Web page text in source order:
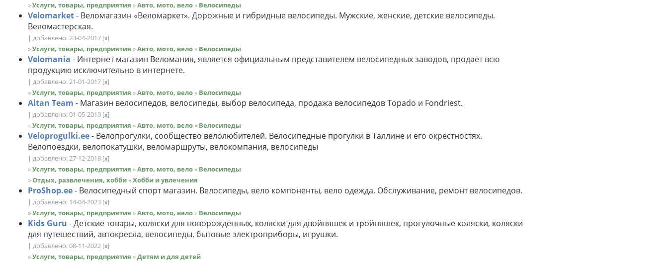
»Услуги, товары, предприятия »Авто, мото, вело » Велосипеды
Velomarket- Веломагазин «Веломаркет». Дорожные и гибридные велосипеды. Мужские, женские, детские велосипеды.
Веломастерская.
| добавлено: 23-04-2017 [x]
»Услуги, товары, предприятия »Авто, мото, вело » Велосипеды
Velomania - Интернет магазин Веломания, является официальным представителем велосипедных заводов, продает всю
продукцию исключительно в интернете.
| добавлено: 21-01-2017 [x]
»Услуги, товары, предприятия »Авто, мото, вело » Велосипеды
Altan Team - Магазин велосипедов, велосипеды, выбор велосипеда, продажа велосипедов Topado и Fondriest.
| добавлено: 01-05-2019 [x]
»Услуги, товары, предприятия »Авто, мото, вело » Велосипеды
Veloprogulki.ee- Велопрогулки, сообщество велолюбителей. Велосипедные прогулки в Таллине и его окрестностях.
Велопоездки, велопокатушки, веломаршруты, велокомпания, велосипеды
| добавлено: 27-12-2018 [x]
»Услуги, товары, предприятия »Авто, мото, вело » Велосипеды
»Отдых, развлечения, хобби »Хобби и увлечения
ProShop.ee- Велосипедный спорт магазин. Велосипеды, вело компоненты, вело одежда. Обслуживание, ремонт велосипедов.
| добавлено: 14-04-2023 [x]
»Услуги, товары, предприятия »Авто, мото, вело » Велосипеды
Kids Guru - Детские товары, коляски для новорожденных, коляски для двойняшек и тройняшек, прогулочные коляски, коляски
для путешествий, автокресла, велосипеды, бытовые электроприборы, игрушки.
| добавлено: 08-11-2022 [x]
»Услуги, товары, предприятия »Детям и для детей